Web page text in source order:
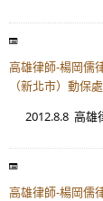
高雄律師-楊岡儒
（新北市）動保
2012.8.8 高雄
高雄律師-楊岡儒